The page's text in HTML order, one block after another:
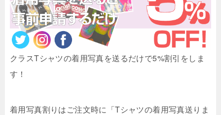
クラスTシャツの着用写真を送るだけで5%割引をしま
す！
着用写真割りはご注文時に「Tシャツの着用写真送りま